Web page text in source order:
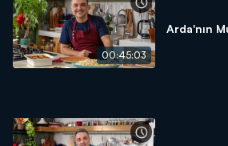
00:45:03
Arda'nın